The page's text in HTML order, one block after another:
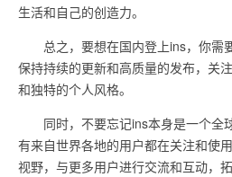
生活和自己的创造力。
总之，要想在国内登上ins，你需要
保持持续的更新和高质量的发布，关
和独特的个人风格。
同时，不要忘记ins本身是一个全
有来自世界各地的用户都在关注和使
视野，与更多用户进行交流和互动，